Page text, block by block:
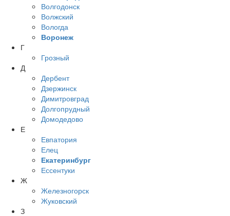
Волгодонск
Волжский
Вологда
Воронеж
Г
Грозный
Д
Дербент
Дзержинск
Димитровград
Долгопрудный
Домодедово
Е
Евпатория
Елец
Екатеринбург
Ессентуки
Ж
Железногорск
Жуковский
З